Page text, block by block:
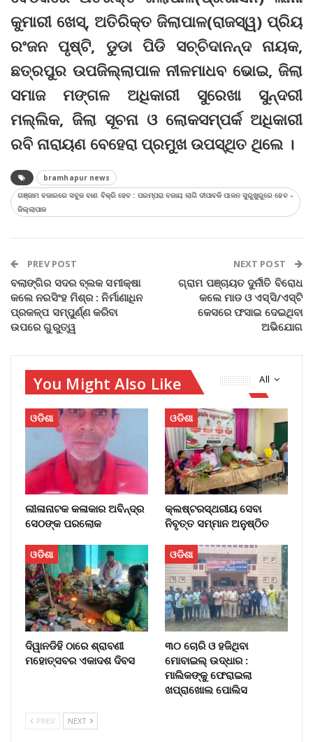
କୁମାରୀ ଖେସ୍, ଅତିରିକ୍ତ ଜିଲାପାଳ(ରାଜସ୍ୱ) ପ୍ରିୟ
ରଂଜନ ପୃଷ୍ଟି, ଡୁଡା ପିଡି ସଚ୍ଚିଦାନନ୍ଦ ନାୟକ,
ଛତ୍ରପୁର ଉପଜିଲ୍ଲାପାଳ ନୀଳମାଧବ ଭୋଇ, ଜିଲା
ସମାଜ ମଙ୍ଗଳ ଅଧିକାରୀ ସୁରେଖା ସୁନ୍ଦରୀ
ମଲ୍ଲିକ, ଜିଲା ସୂଚନା ଓ ଲୋକସମ୍ପର୍କ ଅଧିକାରୀ
ରବି ନାରାୟଣ ବେହେରା ପ୍ରମୁଖ ଉପସ୍ଥିତ ଥିଲେ ।
bramhapur news
ଗଞ୍ଜାମ ବଜାରରେ ସବୁଜ ବାଣ ବିକ୍ରି ହେବ : ପରମ୍ପରା ବଜାୟ ଲାଗି ଦୀପାବଳି ପାଳନ ସୁରୁଖୁରୁରେ ହେବ -
ଜିଲ୍ଲାପାଳ
PREV POST
ବଲାଙ୍ଗିର ସଦର ବ୍ଲକ ସମୀକ୍ଷା
କଲେ ନରସିଂହ ମିଶ୍ର : ନିର୍ମାଣାଧିନ
ପ୍ରକଳ୍ପ ସମ୍ପୁର୍ଣ୍ଣ କରିବା
ଉପରେ ଗୁରୁତ୍ୱ
NEXT POST
ଗ୍ରାମ ପଞ୍ଚାୟତ ଦୁର୍ନୀତି ବିରୋଧ
କଲେ ମାଡ ଓ ଏସ୍‌ସି/ଏସ୍‌ଟି
କେସରେ ଫସାଇ ଦେଇଥିବା
ଅଭିଯୋଗ
All
You Might Also Like
ଓଡିଶା
ଲୀଳାନାଟକ କଳାକାର ଅବିନ୍ଦ୍ର
ସେଠଙ୍କ ପରଲୋକ
ଓଡିଶା
କ୍ଲଷ୍ଟରସ୍ଥରୀୟ ସେବା
ନିବୃତ୍ତ ସମ୍ମାନ ଅନୁଷ୍ଠିତ
ଓଡିଶା
ଦିୱାନଡିହି ଠାରେ ଶ୍ରାବଣୀ
ମହୋତ୍ସବର ଏକାଦଶ ଦିବସ
ଓଡିଶା
୩୦ ଚୋରି ଓ ହଜିଥିବା
ମୋବାଇଲ୍‌ ଉଦ୍ଧାର :
ମାଲିକଙ୍କୁ ଫେରାଇଲା
ଖପ୍ରାଖୋଲ ପୋଲିସ
PREV NEXT